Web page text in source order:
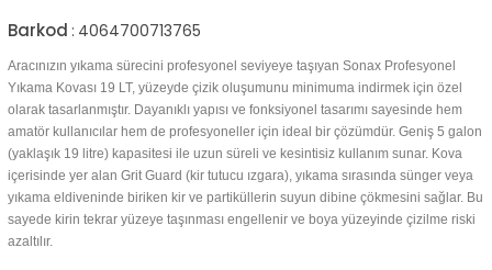
Barkod : 4064700713765
Aracınızın yıkama sürecini profesyonel seviyeye taşıyan Sonax Profesyonel
Yıkama Kovası 19 LT, yüzeyde çizik oluşumunu minimuma indirmek için özel
olarak tasarlanmıştır. Dayanıklı yapısı ve fonksiyonel tasarımı sayesinde hem
amatör kullanıcılar hem de profesyoneller için ideal bir çözümdür. Geniş 5 galon
(yaklaşık 19 litre) kapasitesi ile uzun süreli ve kesintisiz kullanım sunar. Kova
içerisinde yer alan Grit Guard (kir tutucu ızgara), yıkama sırasında sünger veya
yıkama eldiveninde biriken kir ve partiküllerin suyun dibine çökmesini sağlar. Bu
sayede kirin tekrar yüzeye taşınması engellenir ve boya yüzeyinde çizilme riski
azaltılır.